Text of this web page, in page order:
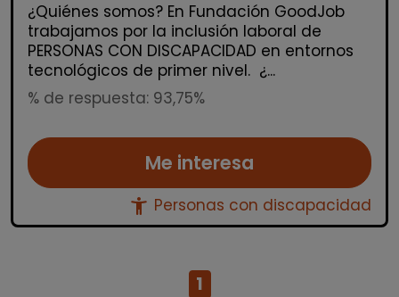
¿Quiénes somos? En Fundación GoodJob
trabajamos por la inclusión laboral de
PERSONAS CON DISCAPACIDAD en entornos
tecnológicos de primer nivel. ¿...
% de respuesta: 93,75%
Me interesa
accessibility_new Personas con discapacidad
1